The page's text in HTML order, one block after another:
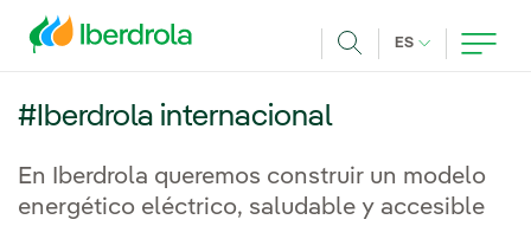
ES IDIOMA
#Iberdrola internacional
En Iberdrola queremos construir un modelo
energético eléctrico, saludable y accesible